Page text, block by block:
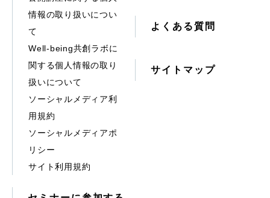
情報の取り扱いについ
て
Well-being共創ラボに
関する個人情報の取り
扱いについて
ソーシャルメディア利
用規約
ソーシャルメディアポ
リシー
サイト利用規約
よくある質問
サイトマップ